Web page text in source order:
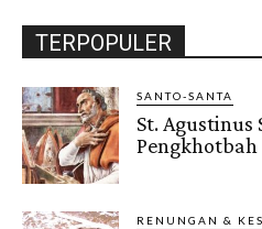
TERPOPULER
SANTO-SANTA
St. Agustinus
RENUNGAN &